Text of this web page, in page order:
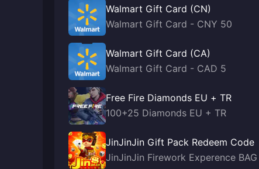
Walmart Gift Card (CN)
Walmart Gift Card - CNY 50
Walmart Gift Card (CA)
Walmart Gift Card - CAD 5
Free Fire Diamonds EU + TR
100+25 Diamonds EU + TR
JinJinJin Gift Pack Redeem Code
JinJinJin Firework Experence BAG